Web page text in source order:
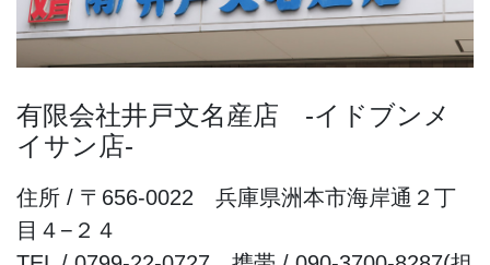
有限会社井戸文名産店 -イドブンメ
イサン店-
住所 / 〒656-0022 兵庫県洲本市海岸通２丁
目４−２４